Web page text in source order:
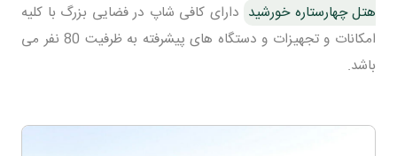
هتل چهارستاره خورشید دارای کافی شاپ در فضایی بزرگ با کلیه
امکانات و تجهیزات و دستگاه های پیشرفته به ظرفیت 80 نفر می
باشد.